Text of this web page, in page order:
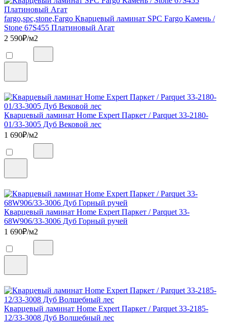
fargo,spc,stone,Fargo Кварцевый ламинат SPC Fargo Камень /
Stone 67S455 Платиновый Агат
2 590₽/м2
Кварцевый ламинат Home Expert Паркет / Parquet 33-2180-
01/33-3005 Дуб Вековой лес
1 690₽/м2
Кварцевый ламинат Home Expert Паркет / Parquet 33-
68W906/33-3006 Дуб Горный ручей
1 690₽/м2
Кварцевый ламинат Home Expert Паркет / Parquet 33-2185-
12/33-3008 Дуб Волшебный лес